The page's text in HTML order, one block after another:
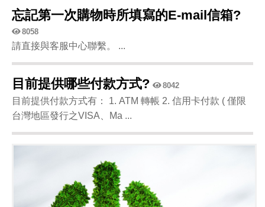
忘記第一次購物時所填寫的E-mail信箱?
8058
請直接與客服中心聯繫。 ...
目前提供哪些付款方式? 8042
目前提供付款方式有： 1. ATM 轉帳 2. 信用卡付款 ( 僅限
台灣地區發行之VISA、Ma ...